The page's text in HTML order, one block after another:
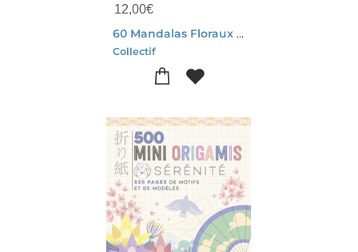
12,00€
60 Mandalas Floraux A Colorier
Collectif